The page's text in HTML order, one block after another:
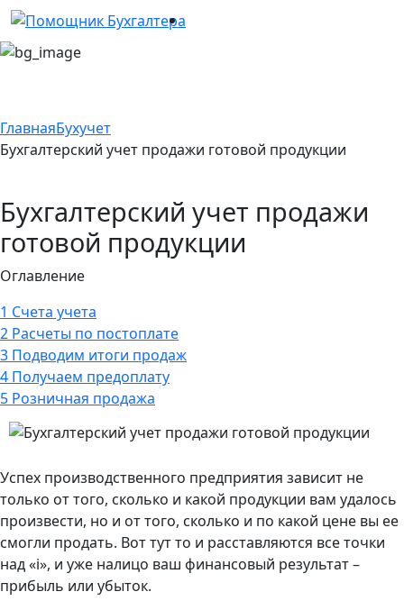
ГлавнаяБухучет
Бухгалтерский учет продажи готовой продукции
Бухгалтерский учет продажи
готовой продукции
Оглавление
1 Счета учета
2 Расчеты по постоплате
3 Подводим итоги продаж
4 Получаем предоплату
5 Розничная продажа
Успех производственного предприятия зависит не
только от того, сколько и какой продукции вам удалось
произвести, но и от того, сколько и по какой цене вы ее
смогли продать. Вот тут то и расставляются все точки
над «i», и уже налицо ваш финансовый результат –
прибыль или убыток.